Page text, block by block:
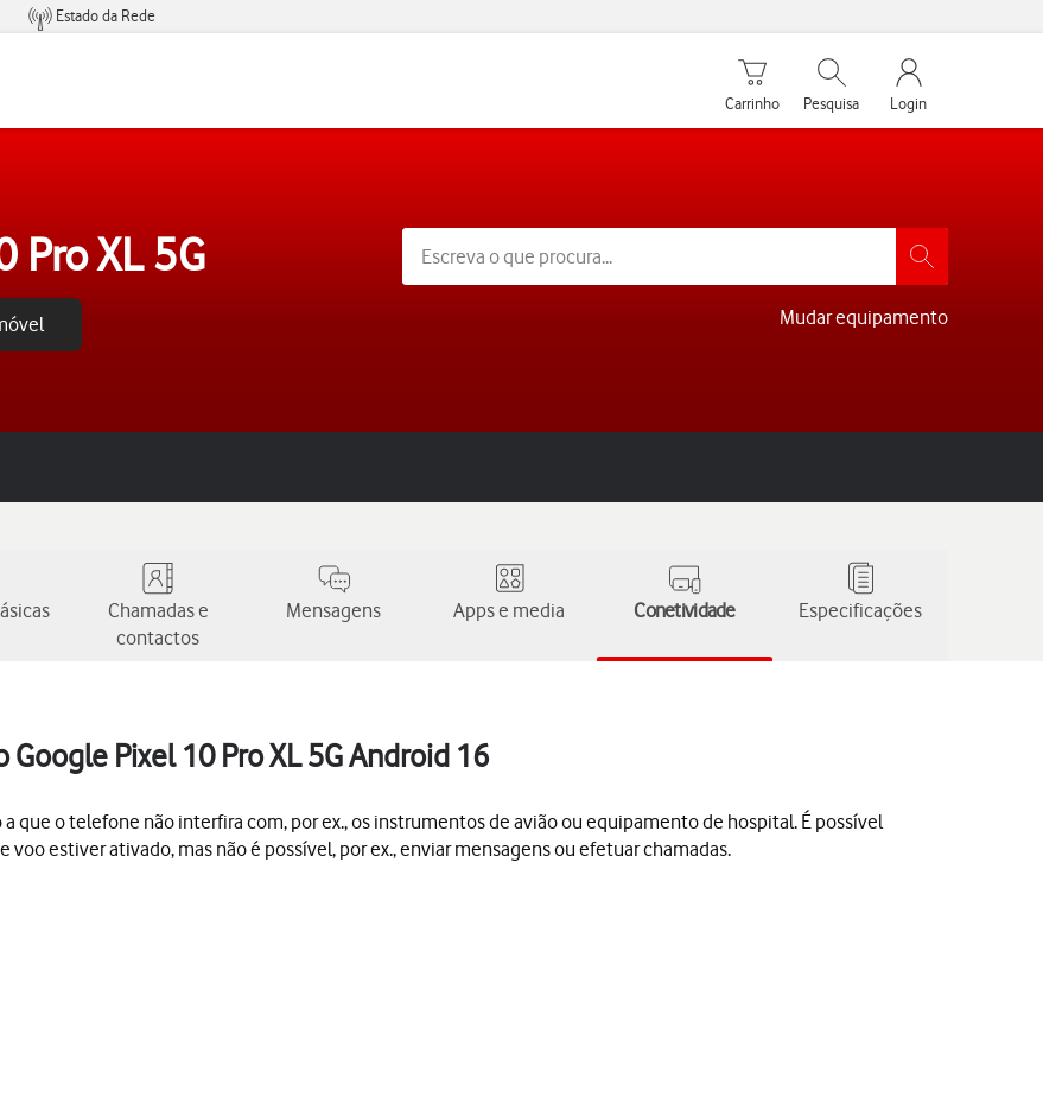
Estado da Rede
Carrinho de compras
Carrinho
Pesquisar
Pesquisa
My Vodafone
Login
Pro XL 5G
Mudar equipamento
Chamadas e
contactos
Mensagens Apps e media Conetividade Especificações
Pixel 10 Pro XL 5G Android 16
que o telefone não interfira com, por ex., os instrumentos de avião ou equipamento de hospital. É possível
estiver ativado, mas não é possível, por ex., enviar mensagens ou efetuar chamadas.